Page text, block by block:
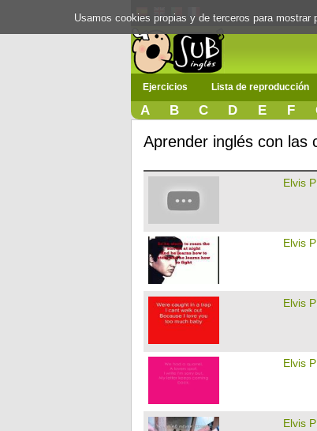
Ejercicios Lista de reproducción
A B C D E F
Aprender inglés con las
Elvis
Elvis
Elvis
Elvis
Elvis
Usamos cookies propias y de terceros para